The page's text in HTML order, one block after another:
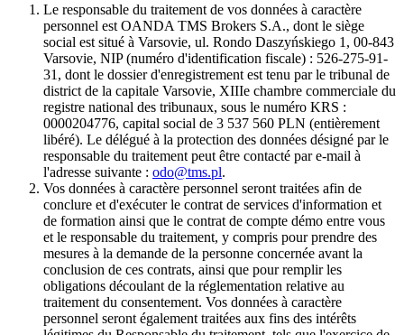
Le responsable du traitement de vos données à caractère
personnel est OANDA TMS Brokers S.A., dont le siège
social est situé à Varsovie, ul. Rondo Daszyńskiego 1, 00-843
Varsovie, NIP (numéro d'identification fiscale) : 526-275-91-
31, dont le dossier d'enregistrement est tenu par le tribunal de
district de la capitale Varsovie, XIIIe chambre commerciale du
registre national des tribunaux, sous le numéro KRS :
0000204776, capital social de 3 537 560 PLN (entièrement
libéré). Le délégué à la protection des données désigné par le
responsable du traitement peut être contacté par e-mail à
l'adresse suivante : odo@tms.pl.
Vos données à caractère personnel seront traitées afin de
conclure et d'exécuter le contrat de services d'information et
de formation ainsi que le contrat de compte démo entre vous
et le responsable du traitement, y compris pour prendre des
mesures à la demande de la personne concernée avant la
conclusion de ces contrats, ainsi que pour remplir les
obligations découlant de la réglementation relative au
traitement du consentement. Vos données à caractère
personnel seront également traitées aux fins des intérêts